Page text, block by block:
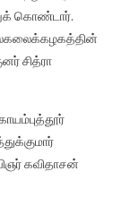
கொண்டார்.
சித்ரா
கவிதாசன்